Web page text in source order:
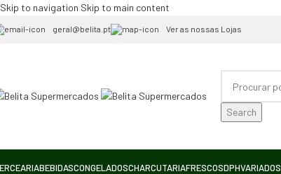
Skip to navigation Skip to main content
geral@belita.pt Ver as nossas Lojas
Search
BEBIDASCONGELADOSCHARCUTARIAFRESCOSDPHVARIADOS